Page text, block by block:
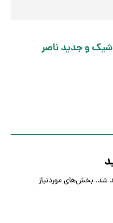
و جدید ناصر
شد. بخش‌های موردنیاز